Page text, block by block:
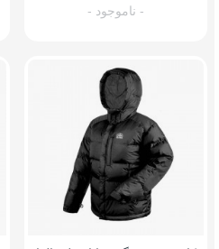
- ناموجود -